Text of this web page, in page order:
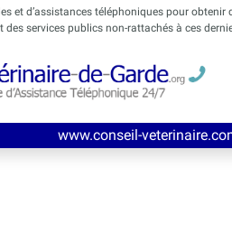
et d’assistances téléphoniques pour obtenir
des services publics non-rattachés à ces
veterinaire.com:Découvrez